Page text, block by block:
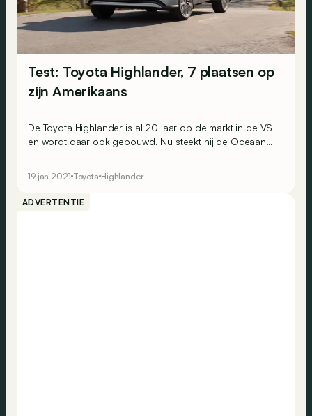
Test: Toyota Highlander, 7 plaatsen op
zijn Amerikaans
De Toyota Highlander is al 20 jaar op de markt in de VS
en wordt daar ook gebouwd. Nu steekt hij de Oceaan
19 jan 2021 Toyota Highlander
ADVERTENTIE